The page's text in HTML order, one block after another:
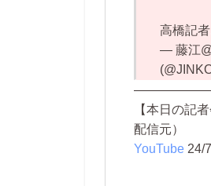
高橋記
— 藤江
【本日の記
配信元）
YouTube 24/